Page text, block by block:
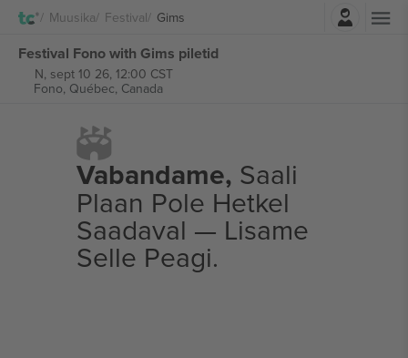
Muusika Festival Gims
Festival Fono with Gims piletid
N, sept 10 26, 12:00 CST
Fono, Québec, Canada
Vabandame, Saali
Plaan Pole Hetkel
Saadaval — Lisame
Selle Peagi.